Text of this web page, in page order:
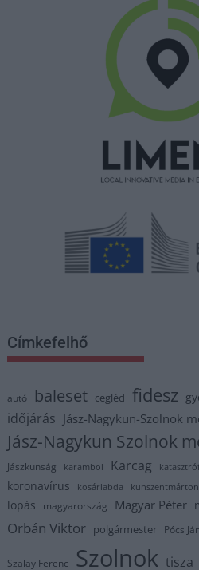
Címkefelhő
autó baleset cegléd fidesz
időjárás Jász-Nagykun-Szolnok
Jász-Nagykun Szolnok
Jászkunság karambol Karcag
koronavírus kosárlabda kunszentmárton
lopás magyarország Magyar Péter
Orbán Viktor polgármester Pócs
Szalay Ferenc Szolnok tisza